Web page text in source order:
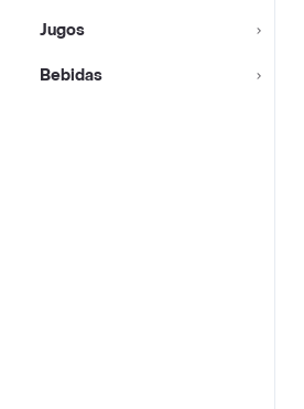
Jugos
Bebidas